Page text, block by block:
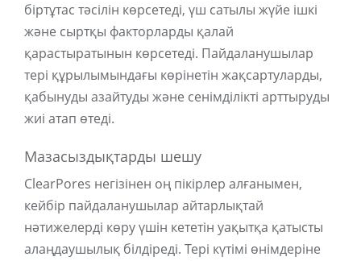
біртұтас тәсілін көрсетеді, үш сатылы жүйе ішкі
және сыртқы факторларды қалай
қарастыратынын көрсетеді. Пайдаланушылар
тері құрылымындағы көрінетін жақсартуларды,
қабынуды азайтуды және сенімділікті арттыруды
жиі атап өтеді.
Мазасыздықтарды шешу
ClearPores негізінен оң пікірлер алғанымен,
кейбір пайдаланушылар айтарлықтай
нәтижелерді көру үшін кететін уақытқа қатысты
алаңдаушылық білдіреді. Тері күтімі өнімдеріне